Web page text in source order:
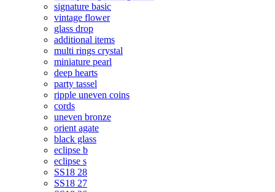
signature basic
vintage flower
glass drop
additional items
multi rings crystal
miniature pearl
deep hearts
party tassel
ripple uneven coins
cords
uneven bronze
orient agate
black glass
eclipse b
eclipse s
SS18 28
SS18 27